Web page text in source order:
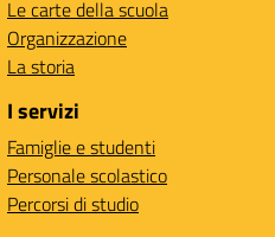
Le carte della scuola
Organizzazione
La storia
I servizi
Famiglie e studenti
Personale scolastico
Percorsi di studio